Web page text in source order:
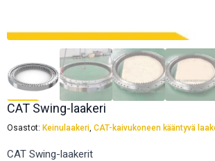
CAT Swing-laakeri
Osastot: Keinulaakeri, CAT-kaivukoneen kääntyvä
CAT Swing-laakerit